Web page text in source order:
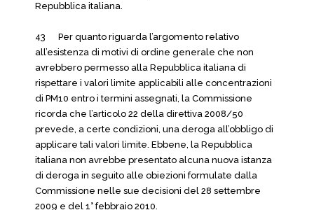
Repubblica italiana.
43 Per quanto riguarda l’argomento relativo
all’esistenza di motivi di ordine generale che non
avrebbero permesso alla Repubblica italiana di
rispettare i valori limite applicabili alle concentrazioni
di PM10 entro i termini assegnati, la Commissione
ricorda che l’articolo 22 della direttiva 2008/50
prevede, a certe condizioni, una deroga all’obbligo di
applicare tali valori limite. Ebbene, la Repubblica
italiana non avrebbe presentato alcuna nuova istanza
di deroga in seguito alle obiezioni formulate dalla
Commissione nelle sue decisioni del 28 settembre
2009 e del 1° febbraio 2010.